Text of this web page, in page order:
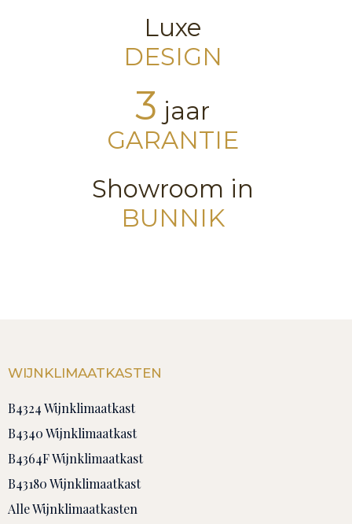
Luxe
DESIGN
3 jaar
GARANTIE
Showroom in
BUNNIK
WIJNKLIMAATKASTEN
B4324 Wijnklimaatkast
B4340 Wijnklimaatkast
B4364F Wijnklimaatkast
B43180 Wijnklimaatkast
Alle Wijnklimaatkasten